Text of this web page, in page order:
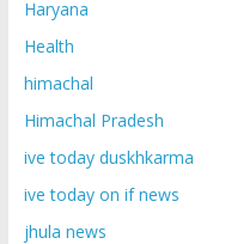
Haryana
Health
himachal
Himachal Pradesh
ive today duskhkarma
ive today on if news
jhula news